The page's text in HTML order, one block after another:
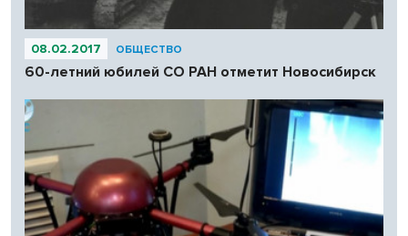
08.02.2017 ОБЩЕСТВО
60-летний юбилей СО РАН отметит Новосибирск